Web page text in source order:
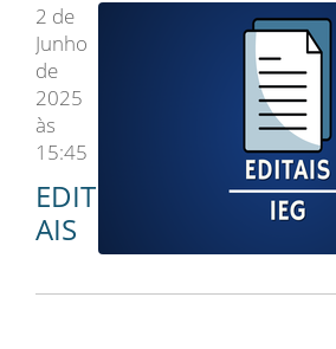
2 de
Junho
de
2025
às
15:45
EDIT
AIS